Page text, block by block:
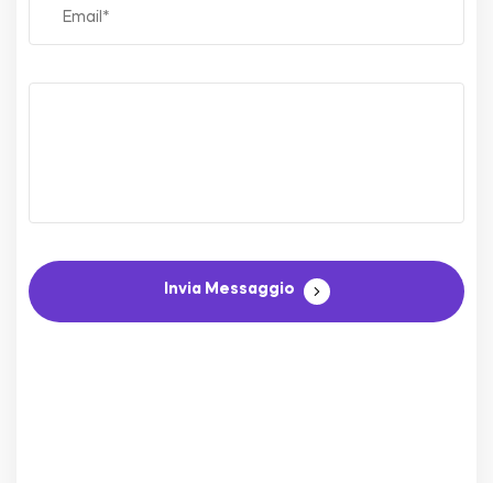
Invia Messaggio